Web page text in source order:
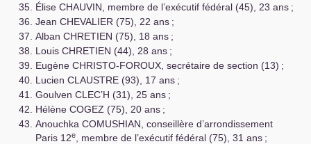
Élise CHAUVIN , membre de l’exécutif fédéral (45), 23 ans ;
Jean CHEVALIER (75), 22 ans ;
Alban CHRETIEN (75), 18 ans ;
Louis CHRETIEN (44), 28 ans ;
Eugène CHRISTO-FOROUX , secrétaire de section (13) ;
Lucien CLAUSTRE (93), 17 ans ;
Goulven CLEC’H (31), 25 ans ;
Hélène COGEZ (75), 20 ans ;
Anouchka COMUSHIAN , conseillère d’arrondissement
Paris 12e , membre de l’exécutif fédéral (75), 31 ans ;